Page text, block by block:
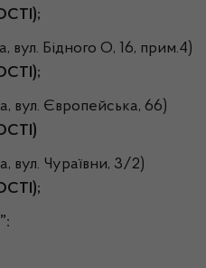
вул. Бідного О, 16, прим.4)
вул. Європейська, 66)
вул. Чураївни, 3/2)